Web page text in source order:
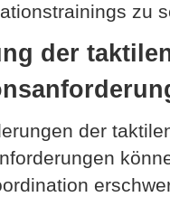
zu
der
der